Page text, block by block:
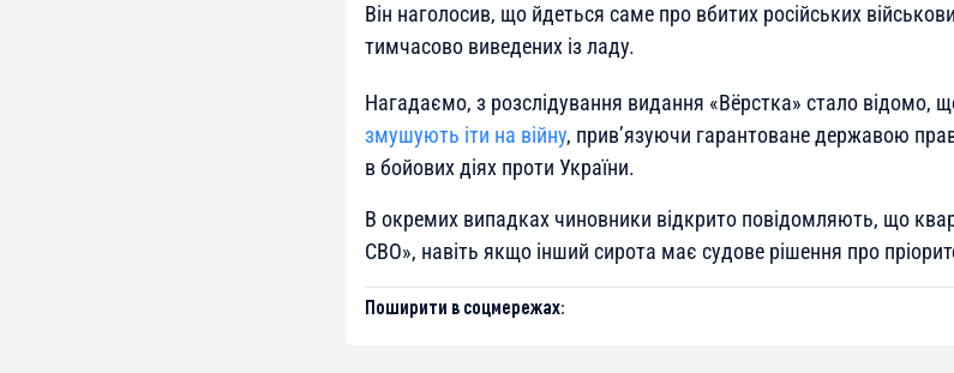
Він наголосив, що йдеться саме про вбитих російських
тимчасово виведених із ладу.
Нагадаємо, з розслідування видання «Вёрстка» стало відомо,
змушують іти на війну, прив’язуючи гарантоване державою
в бойових діях проти України.
В окремих випадках чиновники відкрито повідомляють, що
СВО», навіть якщо інший сирота має судове рішення про
Поширити в соцмережах: